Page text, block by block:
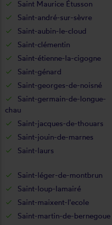
Saint Maurice Étusson
Saint-andré-sur-sèvre
Saint-aubin-le-cloud
Saint-clémentin
Saint-étienne-la-cigogne
Saint-génard
Saint-georges-de-noisné
Saint-germain-de-longue-
chau
Saint-jacques-de-thouars
Saint-jouin-de-marnes
Saint-laurs
Saint-léger-de-montbrun
Saint-loup-lamairé
Saint-maixent-l'ecole
Saint-martin-de-bernegoue